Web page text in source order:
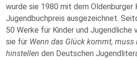
wurde sie 1980 mit dem Oldenburger
Jugendbuchpreis ausgezeichnet.
50 Werke für Kinder und
sie für Wenn das Glück kommt,
hinstellen den Deutschen